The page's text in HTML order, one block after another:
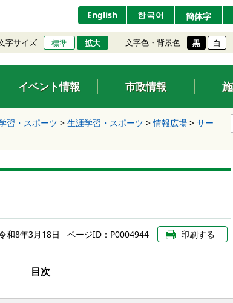
English 한국어 簡体字
字サイズ 標準 拡大 文字色・背景色 黒 白
イベント情報 市政情報
習・スポーツ > 生涯学習・スポーツ >情報広場 > サー
和8年3月18日 ページID：P0004944 印刷する
目次